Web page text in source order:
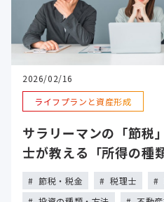
2026/02/16
ライフプランと資産形成
サラリーマンの「節税
士が教える「所得の種
能性節税・税金 税理士